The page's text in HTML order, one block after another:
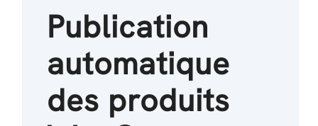
Publication
automatique
des produits